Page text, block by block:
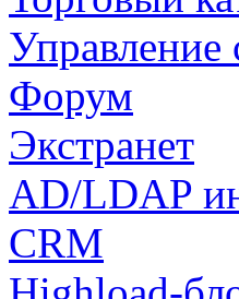
Управление
Форум
Экстранет
AD/LDAP
CRM